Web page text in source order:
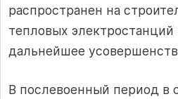
распространен на
тепловых электростанций
дальнейшее
В послевоенный период в